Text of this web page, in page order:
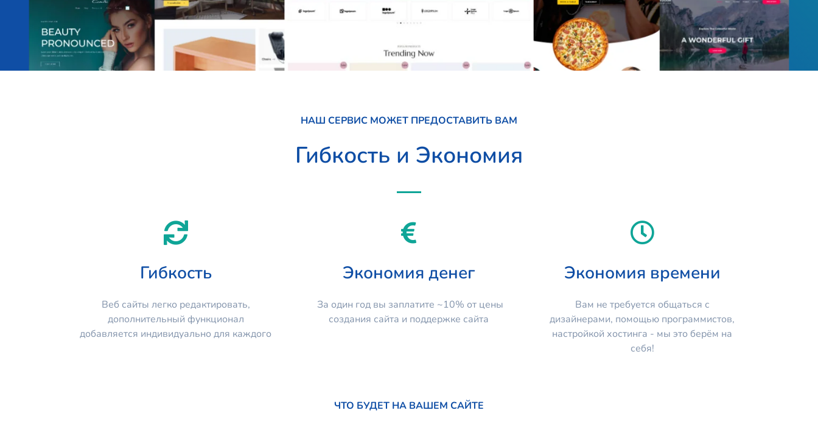
НАШ СЕРВИС МОЖЕТ ПРЕДОСТАВИТЬ ВАМ
Гибкость и Экономия
Гибкость
Веб сайты легко редактировать,
дополнительный функционал
добавляется индивидуально для каждого
Экономия денег
За один год вы заплатите ~10% от цены
создания сайта и поддержке сайта
Экономия времени
Вам не требуется общаться с
дизайнерами, помощью программистов,
настройкой хостинга - мы это берём на
себя!
ЧТО БУДЕТ НА ВАШЕМ САЙТЕ